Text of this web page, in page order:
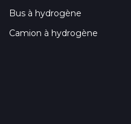
Bus à hydrogène
Camion à hydrogène